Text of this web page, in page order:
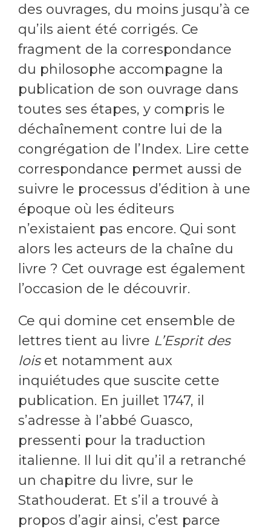
des ouvrages, du moins jusqu’à ce
qu’ils aient été corrigés. Ce
fragment de la correspondance
du philosophe accompagne la
publication de son ouvrage dans
toutes ses étapes, y compris le
déchaînement contre lui de la
congrégation de l’Index. Lire cette
correspondance permet aussi de
suivre le processus d’édition à une
époque où les éditeurs
n’existaient pas encore. Qui sont
alors les acteurs de la chaîne du
livre ? Cet ouvrage est également
l’occasion de le découvrir.
Ce qui domine cet ensemble de
lettres tient au livre L’Esprit des
loiset notamment aux
inquiétudes que suscite cette
publication. En juillet 1747, il
s’adresse à l’abbé Guasco,
pressenti pour la traduction
italienne. Il lui dit qu’il a retranché
un chapitre du livre, sur le
Stathouderat. Et s’il a trouvé à
propos d’agir ainsi, c’est parce